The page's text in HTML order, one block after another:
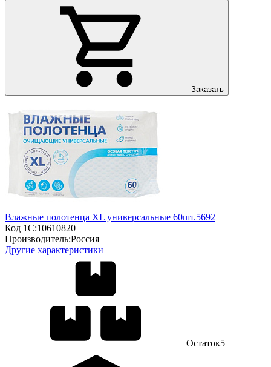
Заказать
Влажные полотенца XL универсальные 60шт.5692
Код 1С:10610820
Производитель:Россия
Другие характеристики
Остаток5